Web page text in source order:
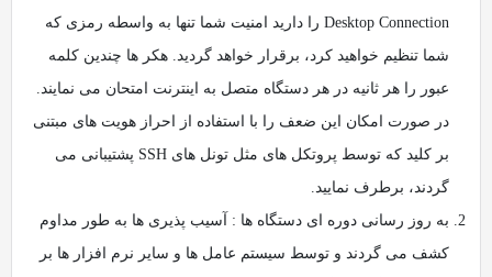
Desktop Connection را دارید امنیت شما تنها به واسطه رمزی که
شما تنظیم خواهید کرد، برقرار خواهد گردید. هکر ها چندین کلمه
عبور را هر ثانیه در هر دستگاه متصل به اینترنت امتحان می نمایند.
در صورت امکان این ضعف را با استفاده از احراز هویت های مبتنی
بر کلید که توسط پروتکل های مثل تونل های SSH پشتیبانی می
گردند، برطرف نمایید.
به روز رسانی دوره ای دستگاه ها : آسیب پذیری ها به طور مداوم
کشف می گردند و توسط سیستم عامل ها و سایر نرم افزار ها بر